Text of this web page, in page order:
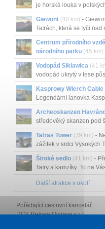
je horská louka v
Giewont (40 km) -
Tatrách, která se tyčí nad
Centrum přírodního
národního parku (45 km)
Vodopád Siklawica (41
vodopád ukrytý v lese
Kasprowy Wierch Cable
Legendární lanovka
Car t...
Archeoskanzen
středověký skanzen pod
Tatras Tower (39 km) -
zážitek v srdci Vysokých
Široké sedlo (41 km) -
Tatry a kamzíky. To na
Další atrakce v okolí
Pořádající cestovní kancelář:
DCK Rekrea Ostrava s.r.o.